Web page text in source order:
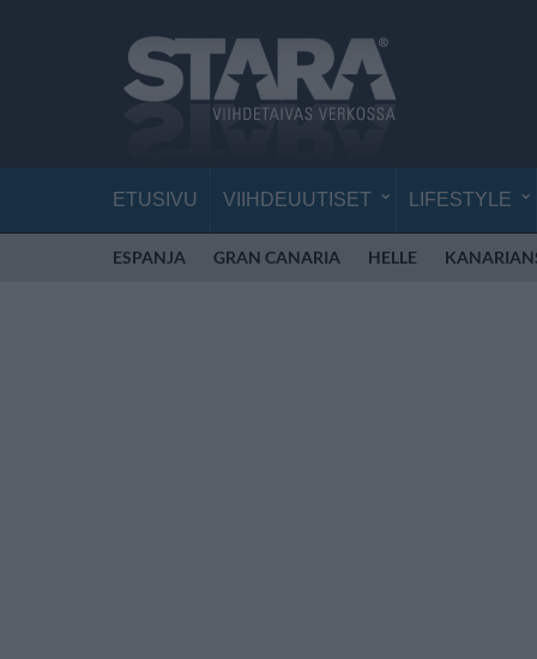
ETUSIVU VIIHDEUUTISET LIFESTYLE
ESPANJA GRAN CANARIA HELLE